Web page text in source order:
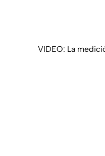
VIDEO: La